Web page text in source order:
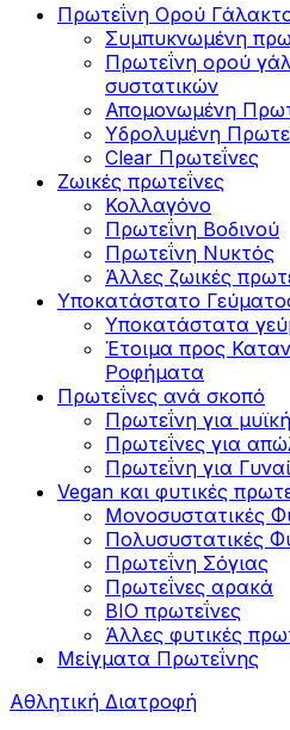
Πρωτεΐνη Ορού
Συμπυκνωμένη
Πρωτεΐνη ορού
συστατικών
Απομονωμένη
Υδρολυμένη
Clear Πρωτεΐνες
Ζωικές πρωτεΐνες
Κολλαγόνο
Πρωτεΐνη Βοδινού
Πρωτεΐνη Νυκτός
Άλλες ζωικές
Υποκατάστατο
Υποκατάστατα
Έτοιμα προς
Ροφήματα
Πρωτεΐνες ανά σκοπό
Πρωτεΐνη για
Πρωτεΐνες για
Πρωτεΐνη για
Vegan και φυτικές
Μονοσυστατικές
Πολυσυστατικές
Πρωτεΐνη Σόγιας
Πρωτεΐνες αρακά
ΒIO πρωτεΐνες
Άλλες φυτικές
Μείγματα Πρωτεΐνης
Αθλητική Διατροφή